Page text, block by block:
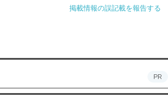
掲載情報の誤記載を報告する
PR